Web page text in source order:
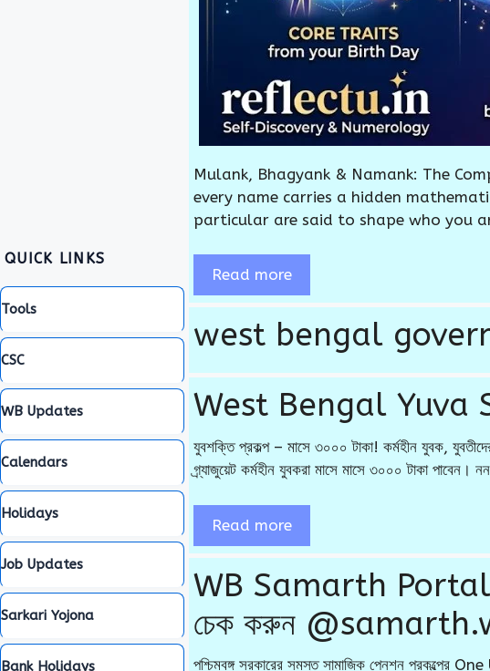
Mulank, Bhagyank & Namank: The
every name carries a hidden
particular are said to shape who you
Read more
west bengal
West Bengal Yuva
যুবশক্তি প্রকল্প – মাসে ৩০০০ টাকা! কর্মহীন যুবক,
গ্র্যাজুয়েট কর্মহীন যুবকরা মাসে মাসে ৩০০০ টাকা পাবেন।
Read more
WB Samarth
চেক করুন
পশ্চিমবঙ্গ সরকারের সমস্ত সামাজিক পেনশন
QUICK LINKS
Tools
CSC
WB Updates
Calendars
Holidays
Job Updates
Sarkari Yojona
Bank Holidays